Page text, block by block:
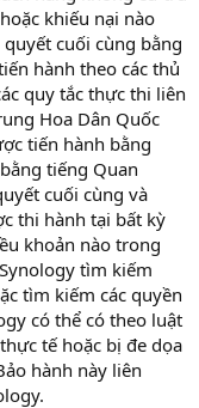
khiếu nại nào
cuối cùng bằng
hành theo các thủ
quy tắc thực thi liên
Hoa Dân Quốc
tiến hành bằng
tiếng Quan
cuối cùng và
thi hành tại bất kỳ
khoản nào trong
tìm kiếm
tìm kiếm các quyền
có thể có theo luật
tế hoặc bị đe dọa
hành này liên